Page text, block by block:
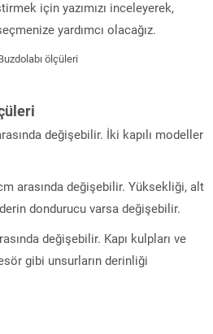
için yazımızı inceleyerek,
yardımcı olacağız.
değişebilir. İki kapılı modeller
arasında değişebilir. Yüksekliği, alt
dondurucu varsa değişebilir.
değişebilir. Kapı kulpları ve
gibi unsurların derinliği